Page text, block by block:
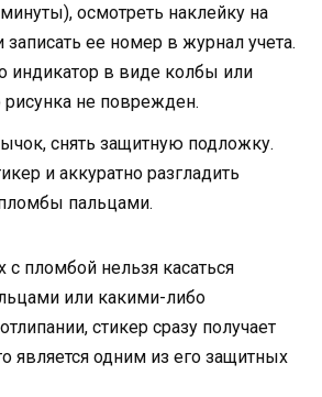
осмотреть наклейку на
записать ее номер в журнал учета.
индикатор в виде колбы или
рисунка не поврежден.
снять защитную подложку.
и аккуратно разгладить
пальцами.
с пломбой нельзя касаться
или какими-либо
стикер сразу получает
является одним из его защитных